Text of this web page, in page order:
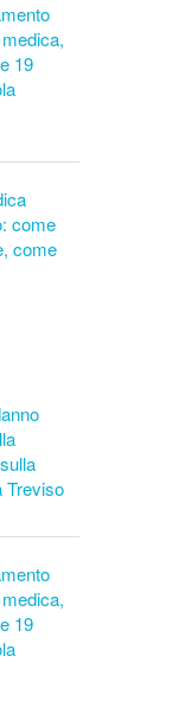
19
come
come
Treviso
19